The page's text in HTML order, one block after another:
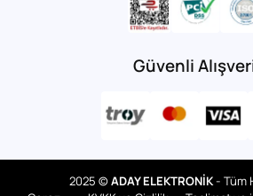
Güvenli
2025 ©ADAY ELEKTRONİK- Tüm